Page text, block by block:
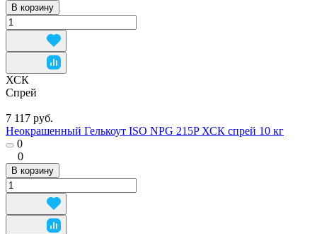
В корзину
ХСК
Спрей
7 117 руб.
Неокрашенный Гелькоут ISO NPG 215P ХСК спрей 10 кг
0
0
В корзину